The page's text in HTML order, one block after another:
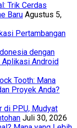
Trik Cerdas
Baru Agustus 5,
Pertambangan
dengan
Aplikasi Android
Tooth: Mana
Proyek Anda?
di PPU, Mudyat
Juli 30, 2026